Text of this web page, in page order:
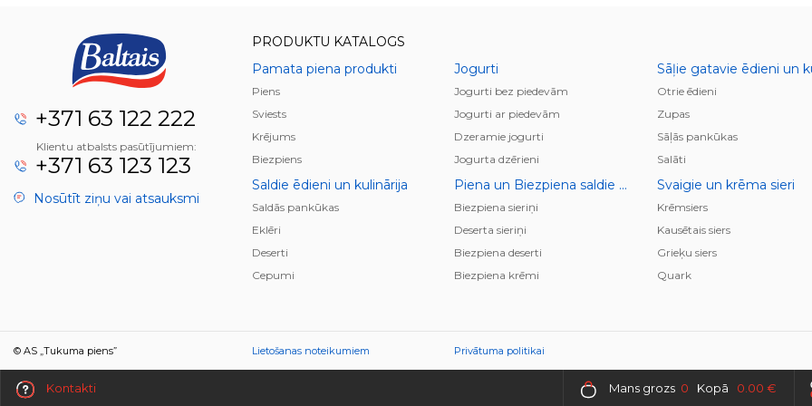
Kontakti Mans grozs 0 Kopā 0.00 €
+371 63 122 222
Klientu atbalsts pasūtījumiem:
+371 63 123 123
Nosūtīt ziņu vai atsauksmi
PRODUKTU KATALOGS
Pamata piena produkti
Piens
Sviests
Krējums
Biezpiens
Jogurti
Jogurti bez piedevām
Jogurti ar piedevām
Dzeramie jogurti
Jogurta dzērieni
Otrie ēdieni
Zupas
Sāļās pankūkas
Salāti
Saldie ēdieni un kulinārija
Saldās pankūkas
Eklēri
Deserti
Cepumi
Piena un Biezpiena saldie krēmi, deserti, pudiņi
Biezpiena sieriņi
Deserta sieriņi
Biezpiena deserti
Biezpiena krēmi
Svaigie un krēma sieri
Krēmsiers
Kausētais siers
Grieķu siers
Quark
Lietošanas noteikumiem Privātuma politikai
© AS „Tukuma piens”